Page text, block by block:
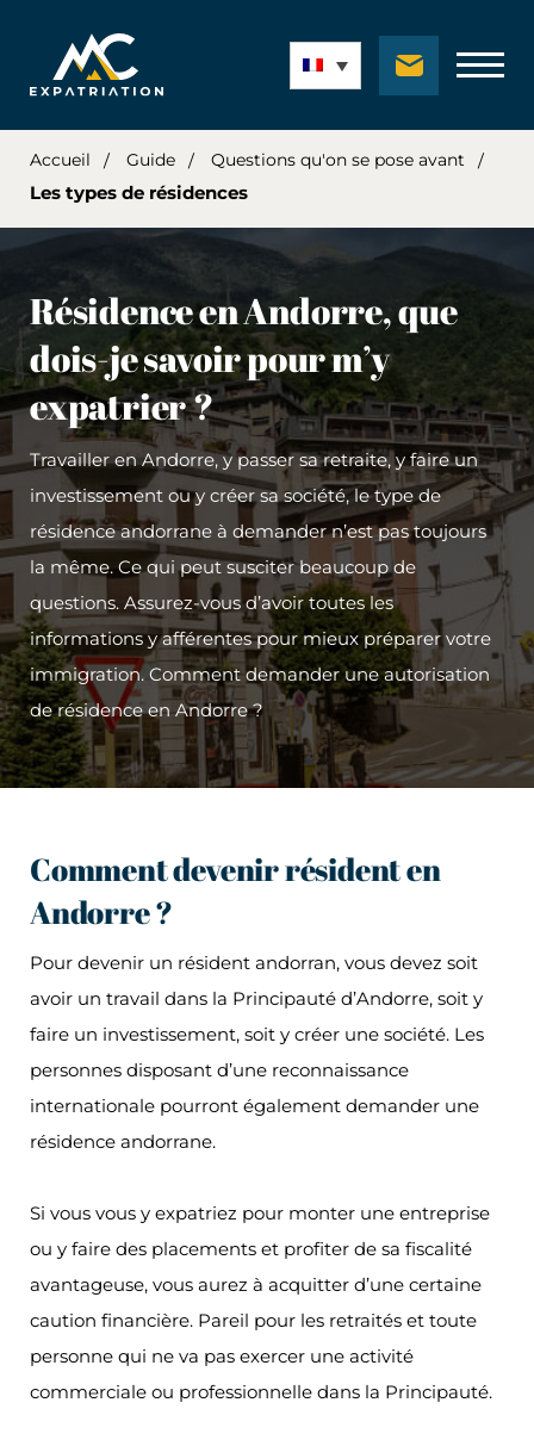
Accueil Guide Questions qu'on se pose avant
Les types de résidences
Résidence en Andorre, que
dois-je savoir pour m’y
expatrier ?
Travailler en Andorre, y passer sa retraite, y faire un
investissement ou y créer sa société, le type de
résidence andorrane à demander n’est pas toujours
la même. Ce qui peut susciter beaucoup de
questions. Assurez-vous d’avoir toutes les
informations y afférentes pour mieux préparer votre
immigration. Comment demander une autorisation
de résidence en Andorre ?
Comment devenir résident en
Andorre ?
Pour devenir un résident andorran, vous devez soit
avoir un travail dans la Principauté d’Andorre, soit y
faire un investissement, soit y créer une société. Les
personnes disposant d’une reconnaissance
internationale pourront également demander une
résidence andorrane.
Si vous vous y expatriez pour monter une entreprise
ou y faire des placements et profiter de sa fiscalité
avantageuse, vous aurez à acquitter d’une certaine
caution financière. Pareil pour les retraités et toute
personne qui ne va pas exercer une activité
commerciale ou professionnelle dans la Principauté.